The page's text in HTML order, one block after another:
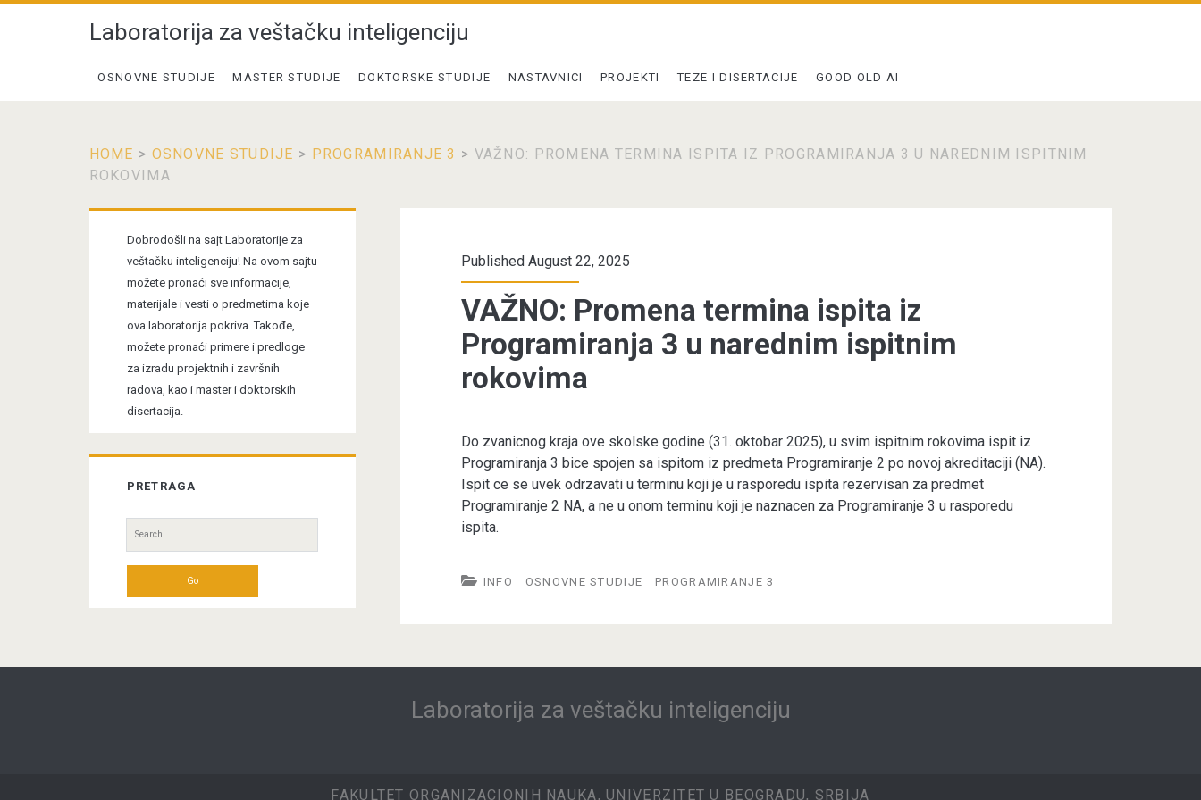
Laboratorija za veštačku inteligenciju
OSNOVNE STUDIJE MASTER STUDIJE DOKTORSKE STUDIJE NASTAVNICI PROJEKTI TEZE I DISERTACIJE GOOD OLD AI
HOME > OSNOVNE STUDIJE > PROGRAMIRANJE 3 > VAŽNO: PROMENA TERMINA ISPITA IZ PROGRAMIRANJA 3 U NAREDNIM ISPITNIM
ROKOVIMA
Published August 22, 2025
VAŽNO: Promena termina ispita iz
Programiranja 3 u narednim ispitnim
rokovima
Do zvanicnog kraja ove skolske godine (31. oktobar 2025), u svim ispitnim rokovima ispit iz
Programiranja 3 bice spojen sa ispitom iz predmeta Programiranje 2 po novoj akreditaciji (NA).
Ispit ce se uvek odrzavati u terminu koji je u rasporedu ispita rezervisan za predmet
Programiranje 2 NA, a ne u onom terminu koji je naznacen za Programiranje 3 u rasporedu
ispita.
INFO OSNOVNE STUDIJE PROGRAMIRANJE 3
Sidebar
Dobrodošli na sajt Laboratorije za
veštačku inteligenciju! Na ovom sajtu
možete pronaći sve informacije,
materijale i vesti o predmetima koje
ova laboratorija pokriva. Takođe,
možete pronaći primere i predloge
za izradu projektnih i završnih
radova, kao i master i doktorskih
disertacija.
PRETRAGA
Search
for:
Laboratorija za veštačku inteligenciju
FAKULTET ORGANIZACIONIH NAUKA, UNIVERZITET U BEOGRADU, SRBIJA